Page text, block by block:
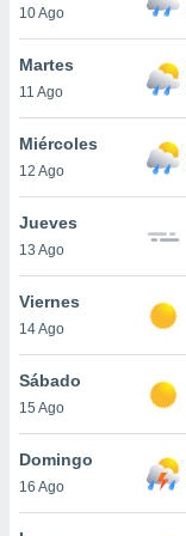
y
más
nuestra
y
de
disponible
cookies
10 Ago
Martes
11 Ago
Miércoles
12 Ago
Jueves
13 Ago
Viernes
14 Ago
Sábado
15 Ago
Domingo
16 Ago